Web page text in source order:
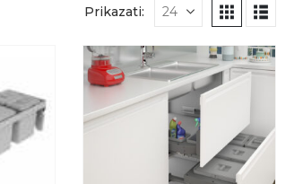
Prikazati: